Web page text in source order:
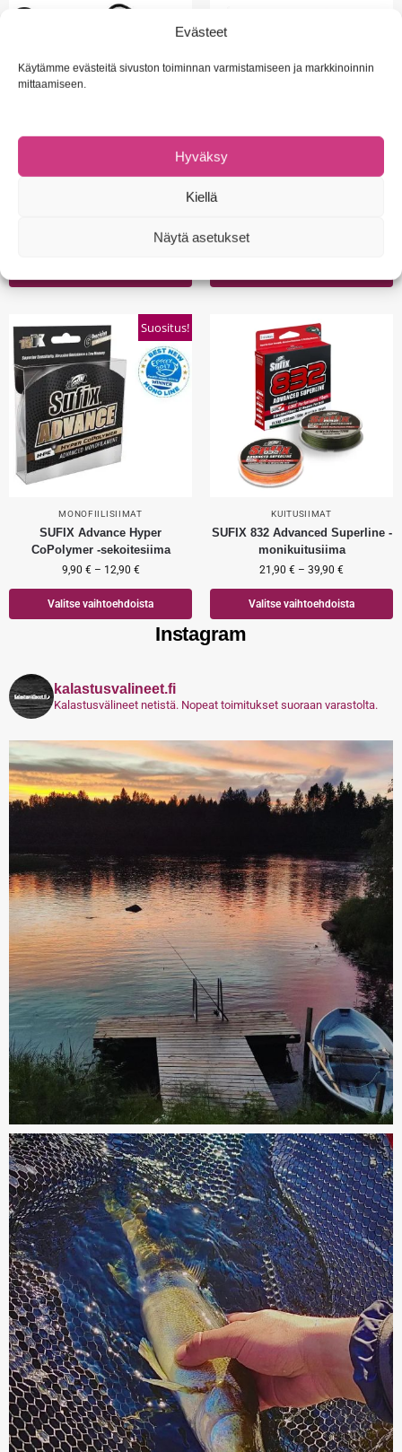
Evästeet
Käytämme evästeitä sivuston toiminnan varmistamiseen ja markkinoinnin
mittaamiseen.
Hyväksy
Kiellä
Näytä asetukset
RAPALA Networks Medium Pro
Suositus!
MONOFIILISIIMAT
SUFIX Advance Hyper
CoPolymer -sekoitesiima
9,90 € – 12,90 €
Valitse vaihtoehdoista
KUITUSIIMAT
SUFIX 832 Advanced Superline -
monikuitusiima
21,90 € – 39,90 €
Valitse vaihtoehdoista
Instagram
kalastusvalineet.fi
Kalastusvälineet netistä. Nopeat toimitukset suoraan varastolta.